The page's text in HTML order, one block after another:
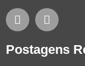
Postagens